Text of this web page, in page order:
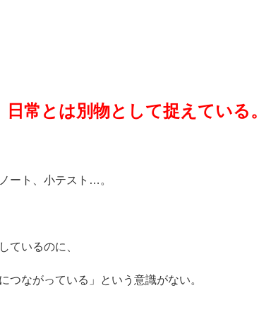
常とは別物として捉えている。
ート、小テスト…。
ているのに、
つながっている」という意識がない。